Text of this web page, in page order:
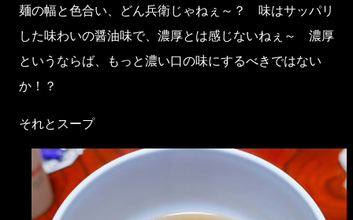
麺の幅と色合い、どん兵衛じゃねぇ～？ 味はサッパリ
した味わいの醤油味で、濃厚とは感じないねぇ～ 濃厚
というならば、もっと濃い口の味にするべきではない
か！？
それとスープ